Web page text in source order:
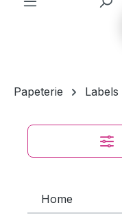
Papeterie Labels
Home